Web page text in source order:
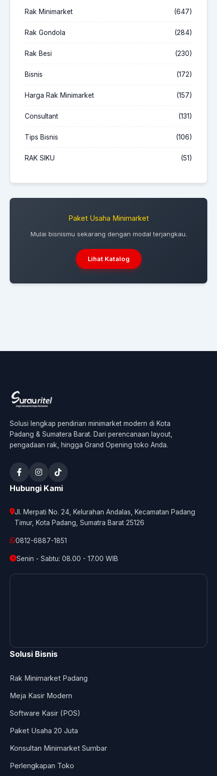
Rak Minimarket (647)
Rak Gondola (284)
Rak Besi (230)
Bisnis (172)
Harga Rak Minimarket (157)
Consultant (131)
Tips Bisnis (106)
RAK SIKU (51)
Paket Usaha Minimarket
Mulai bisnismu sekarang dengan modal terjangkau.
Lihat Katalog
Solusi lengkap pendirian minimarket modern di Kota
Padang & Sumatera Barat. Dari perencanaan layout,
pengadaan rak, hingga Grand Opening toko Anda.
Hubungi Kami
Jl. Merpati No. 24, Kelurahan Andalas, Kecamatan Padang
Timur, Kota Padang, Sumatra Barat 25126
0812-6887-1851
Senin - Sabtu: 08.00 - 17.00 WIB
Solusi Bisnis
Rak Minimarket Padang
Meja Kasir Modern
Software Kasir (POS)
Paket Usaha 20 Juta
Konsultan Minimarket Sumbar
Perlengkapan Toko